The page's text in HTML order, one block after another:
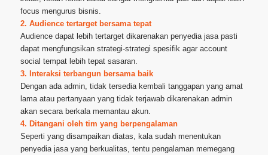
focus mengurus bisnis.
2. Audience tertarget bersama tepat
Audience dapat lebih tertarget dikarenakan penyedia jasa pasti
dapat mengfungsikan strategi-strategi spesifik agar account
social tempat lebih tepat sasaran.
3. Interaksi terbangun bersama baik
Dengan ada admin, tidak tersedia kembali tanggapan yang amat
lama atau pertanyaan yang tidak terjawab dikarenakan admin
akan secara berkala memantau akun.
4. Ditangani oleh tim yang berpengalaman
Seperti yang disampaikan diatas, kala sudah menentukan
penyedia jasa yang berkualitas, tentu pengalaman memegang